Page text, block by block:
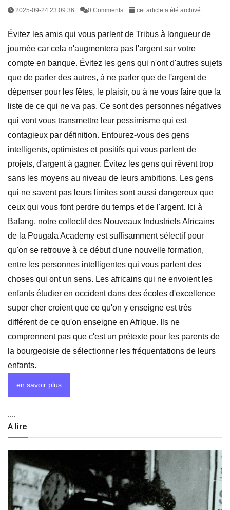
2025-09-24 23:09:36 0 Comments cet article a été archivé
Évitez les amis qui vous parlent de Tribus à longueur de
journée car cela n'augmentera pas l'argent sur votre
compte en banque. Évitez les gens qui n'ont d'autres sujets
que de parler des autres, à ne parler que de l'argent de
dépenser pour les fêtes, le plaisir, ou à ne vous faire que la
liste de ce qui ne va pas. Ce sont des personnes négatives
qui vont vous transmettre leur pessimisme qui est
contagieux par définition. Entourez-vous des gens
intelligents, optimistes et positifs qui vous parlent de
projets, d'argent à gagner. Évitez les gens qui rêvent trop
sans les moyens au niveau de leurs ambitions. Les gens
qui ne savent pas leurs limites sont aussi dangereux que
ceux qui vous font perdre du temps et de l'argent. Ici à
Bafang, notre collectif des Nouveaux Industriels Africains
de la Pougala Academy est suffisamment sélectif pour
qu'on se retrouve à ce début d'une nouvelle formation,
entre les personnes intelligentes qui vous parlent des
choses qui ont un sens. Les africains qui ne envoient les
enfants étudier en occident dans des écoles d'excellence
super cher croient que ce qu'on y enseigne est très
différent de ce qu'on enseigne en Afrique. Ils ne
comprennent pas que c'est un prétexte pour les parents de
la bourgeoisie de sélectionner les fréquentations de leurs
enfants.
en savoir plus
....
A lire